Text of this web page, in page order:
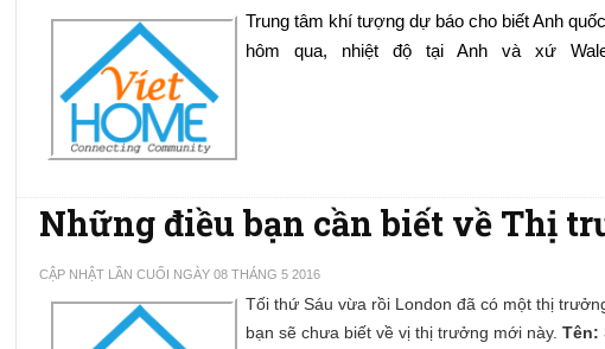
Trung tâm khí tượng dự báo cho biết Anh
hôm   qua,   nhiệt   độ   tại   Anh   và   xứ
Những điều bạn cần biết về Thị
CẬP NHẬT LẦN CUỐI NGÀY 08 THÁNG 5 2016
Tối thứ Sáu vừa rồi London đã có một thị
bạn sẽ chưa biết về vị thị trưởng mới này.Tên: